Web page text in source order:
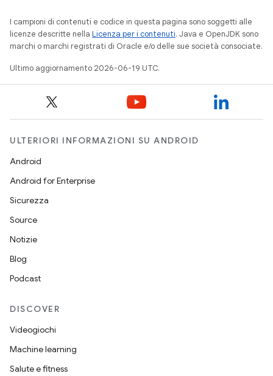
I campioni di contenuti e codice in questa pagina sono soggetti alle
licenze descritte nella Licenza per i contenuti. Java e OpenJDK sono
marchi o marchi registrati di Oracle e/o delle sue società consociate.
Ultimo aggiornamento 2026-06-19 UTC.
ULTERIORI INFORMAZIONI SU ANDROID
Android
Android for Enterprise
Sicurezza
Source
Notizie
Blog
Podcast
DISCOVER
Videogiochi
Machine learning
Salute e fitness